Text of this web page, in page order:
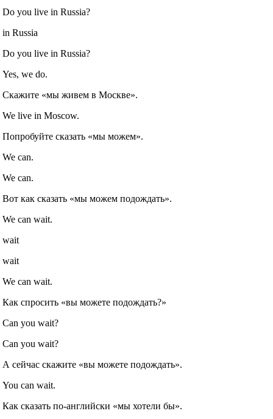
Do you live in Russia?
in Russia
Do you live in Russia?
Yes, we do.
Скажите «мы живем в Москве».
We live in Moscow.
Попробуйте сказать «мы можем».
We can.
We can.
Вот как сказать «мы можем подождать».
We can wait.
wait
wait
We can wait.
Как спросить «вы можете подождать?»
Can you wait?
Can you wait?
А сейчас скажите «вы можете подождать».
You can wait.
Как сказать по‐английски «мы хотели бы».